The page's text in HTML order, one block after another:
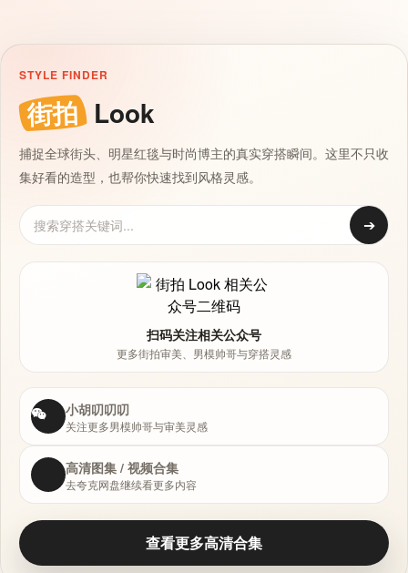
STYLE FINDER
街拍 Look
捕捉全球街头、明星红毯与时尚博主的真实穿搭瞬间。这里不只收
集好看的造型，也帮你快速找到风格灵感。
➔
扫码关注相关公众号
更多街拍审美、男模帅哥与穿搭灵感
小胡叨叨叨
关注更多男模帅哥与审美灵感
高清图集 / 视频合集
去夸克网盘继续看更多内容
查看更多高清合集